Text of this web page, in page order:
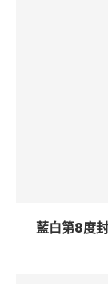
藍白第8度